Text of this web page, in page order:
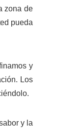
zona de
pueda
y
Los
y la